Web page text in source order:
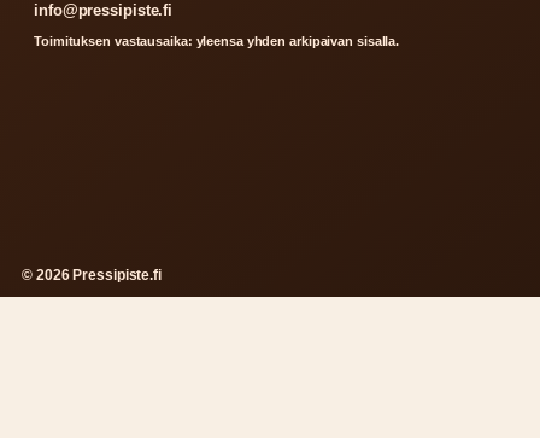
info@pressipiste.fi
Toimituksen vastausaika: yleensa yhden arkipaivan sisalla.
© 2026 Pressipiste.fi